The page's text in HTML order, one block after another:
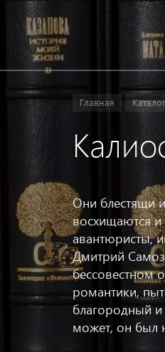
Главная Каталог
Они блестящи
восхищаются и
авантюристы,
Дмитрий
бессовестном
романтики,
благородный и
может, он был